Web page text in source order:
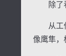
除了看
从工作
像鹰隼，